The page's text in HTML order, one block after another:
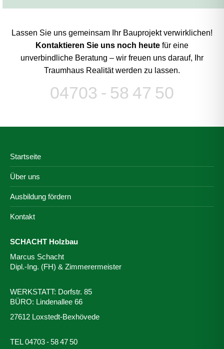
Lassen Sie uns gemeinsam Ihr Bauprojekt verwirklichen!
Kontaktieren Sie uns noch heute für eine
unverbindliche Beratung – wir freuen uns darauf, Ihr
Traumhaus Realität werden zu lassen.
04703 - 58 47 50
Startseite
Über uns
Ausbildung fördern
Kontakt
SCHACHT Holzbau
Marcus Schacht
Dipl.-Ing. (FH) & Zimmerermeister
WERKSTATT: Dorfstr. 85
BÜRO: Lindenallee 66
27612 Loxstedt-Bexhövede
TEL 04703 - 58 47 50